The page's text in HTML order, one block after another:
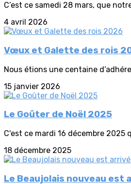
C’est ce samedi 28 mars, que
4 avril 2026
Vœux et Galette des rois
Nous étions une centaine
15 janvier 2026
Le Goûter de Noël 2025
C'est ce mardi 16 décembre 2025
18 décembre 2025
Le Beaujolais nouveau est